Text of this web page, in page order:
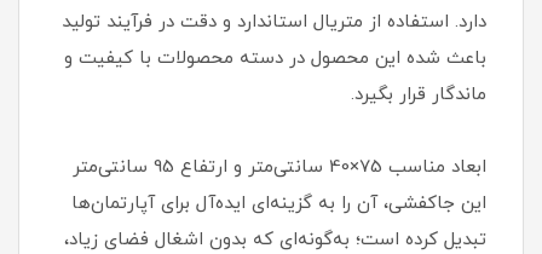
دارد. استفاده از متریال استاندارد و دقت در فرآیند تولید
باعث شده این محصول در دسته محصولات با کیفیت و
ماندگار قرار بگیرد.
ابعاد مناسب 75×40 سانتی‌متر و ارتفاع 95 سانتی‌متر
این جاکفشی، آن را به گزینه‌ای ایده‌آل برای آپارتمان‌ها
تبدیل کرده است؛ به‌گونه‌ای که بدون اشغال فضای زیاد،